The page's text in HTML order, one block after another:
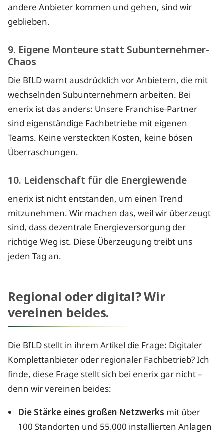
andere Anbieter kommen und gehen, sind wir
geblieben.
9. Eigene Monteure statt Subunternehmer-
Chaos
Die BILD warnt ausdrücklich vor Anbietern, die mit
wechselnden Subunternehmern arbeiten. Bei
enerix ist das anders: Unsere Franchise-Partner
sind eigenständige Fachbetriebe mit eigenen
Teams. Keine versteckten Kosten, keine bösen
Überraschungen.
10. Leidenschaft für die Energiewende
enerix ist nicht entstanden, um einen Trend
mitzunehmen. Wir machen das, weil wir überzeugt
sind, dass dezentrale Energieversorgung der
richtige Weg ist. Diese Überzeugung treibt uns
jeden Tag an.
Regional oder digital? Wir
vereinen beides.
Die BILD stellt in ihrem Artikel die Frage: Digitaler
Komplettanbieter oder regionaler Fachbetrieb? Ich
finde, diese Frage stellt sich bei enerix gar nicht –
denn wir vereinen beides:
Die Stärke eines großen Netzwerks mit über
100 Standorten und 55.000 installierten Anlagen